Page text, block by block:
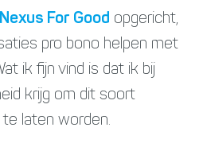
For Good opgericht,
pro bono helpen met
ik fijn vind is dat ik bij
krijg om dit soort
laten worden.